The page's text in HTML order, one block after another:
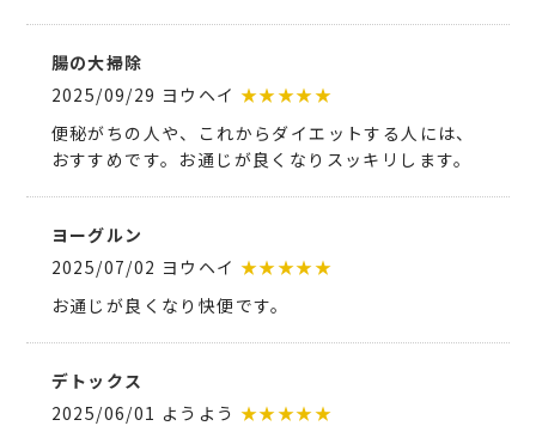
腸の大掃除
2025/09/29 ヨウヘイ ★★★★★
便秘がちの人や、これからダイエットする人には、
おすすめです。お通じが良くなりスッキリします。
ヨーグルン
2025/07/02 ヨウヘイ ★★★★★
お通じが良くなり快便です。
デトックス
2025/06/01 ようよう ★★★★★